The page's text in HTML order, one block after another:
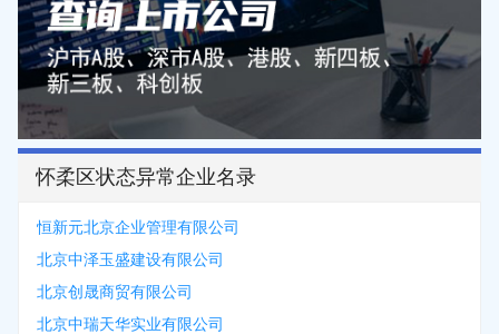
怀柔区状态异常企业名录
恒新元北京企业管理有限公司
北京中泽玉盛建设有限公司
北京创晟商贸有限公司
北京中瑞天华实业有限公司